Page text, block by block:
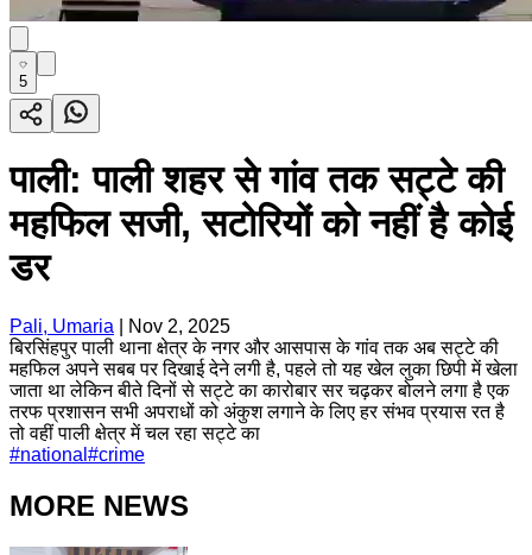
5
पाली: पाली शहर से गांव तक सट्टे की
महफिल सजी, सटोरियों को नहीं है कोई
डर
Pali, Umaria
Nov 2, 2025
बिरसिंहपुर पाली थाना क्षेत्र के नगर और आसपास के गांव तक अब सट्टे की
महफिल अपने सबब पर दिखाई देने लगी है, पहले तो यह खेल लुका छिपी में खेला
जाता था लेकिन बीते दिनों से सट्टे का कारोबार सर चढ़कर बोलने लगा है एक
तरफ प्रशासन सभी अपराधों को अंकुश लगाने के लिए हर संभव प्रयास रत है
तो वहीं पाली क्षेत्र में चल रहा सट्टे का
#national #crime
MORE NEWS